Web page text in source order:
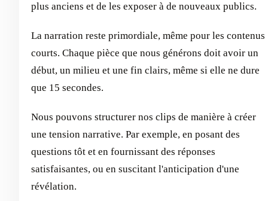
plus anciens et de les exposer à de nouveaux publics.
La narration reste primordiale, même pour les contenus
courts. Chaque pièce que nous générons doit avoir un
début, un milieu et une fin clairs, même si elle ne dure
que 15 secondes.
Nous pouvons structurer nos clips de manière à créer
une tension narrative. Par exemple, en posant des
questions tôt et en fournissant des réponses
satisfaisantes, ou en suscitant l'anticipation d'une
révélation.